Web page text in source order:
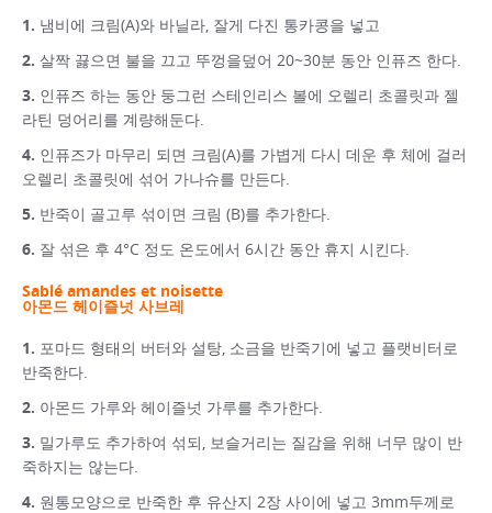
냄비에 크림(A)와 바닐라, 잘게 다진 통카콩을 넣고
살짝 끓으면 불을 끄고 뚜껑을덮어 20~30분 동안 인퓨즈 한다.
인퓨즈 하는 동안 둥그런 스테인리스 볼에 오렐리 초콜릿과 젤
라틴 덩어리를 계량해둔다.
인퓨즈가 마무리 되면 크림(A)를 가볍게 다시 데운 후 체에 걸러
오렐리 초콜릿에 섞어 가나슈를 만든다.
반죽이 골고루 섞이면 크림 (B)를 추가한다.
잘 섞은 후 4°C 정도 온도에서 6시간 동안 휴지 시킨다.
Sablé amandes et noisette
아몬드 헤이즐넛 사브레
포마드 형태의 버터와 설탕, 소금을 반죽기에 넣고 플랫비터로
반죽한다.
아몬드 가루와 헤이즐넛 가루를 추가한다.
밀가루도 추가하여 섞되, 보슬거리는 질감을 위해 너무 많이 반
죽하지는 않는다.
원통모양으로 반죽한 후 유산지 2장 사이에 넣고 3mm두께로